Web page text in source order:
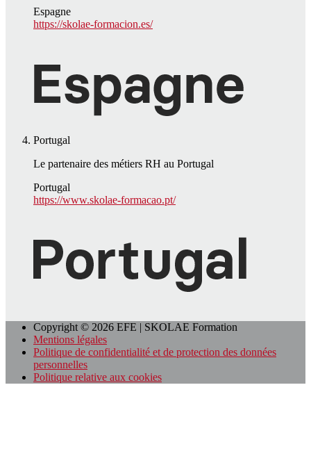
Espagne
https://skolae-formacion.es/
Portugal
Le partenaire des métiers RH au Portugal
Portugal
https://www.skolae-formacao.pt/
Copyright © 2026 EFE | SKOLAE Formation
Mentions légales
Politique de confidentialité et de protection des données
personnelles
Politique relative aux cookies